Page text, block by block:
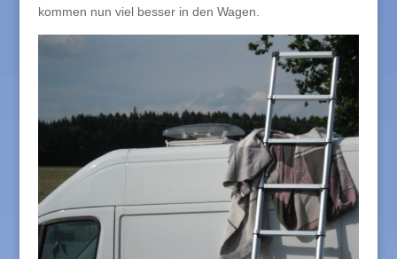
kommen nun viel besser in den Wagen.